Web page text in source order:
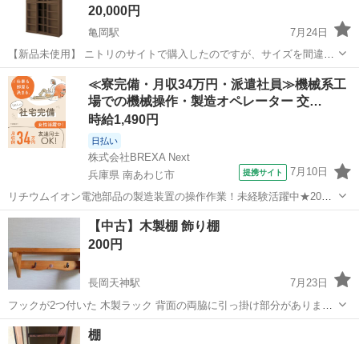
20,000円
亀岡駅
7月24日
【新品未使用】 ニトリのサイトで購入したのですが、サイズを間違え
てしまったので出品します。 上下に２つ連結されているのですが、ひ
とつは組み立て済み、もうひとつは未開封です。 未開封ですので、運
搬は行いやすいかと思います。 ...
京都 亀岡市 亀岡駅 収納家具
≪寮完備・月収34万円・派遣社員≫機械系工
場での機械操作・製造オペレーター 交…
時給1,490円
日払い
株式会社BREXA Next
兵庫県 南あわじ市
提携サイト 7月10日
リチウムイオン電池部品の製造装置の操作作業！未経験活躍中★20～
50代の男性活躍中！嬉しい時給1,490円！生活支援物資事前対応可◎ワ
ンルーム寮完備！赴任旅費会社負担！正社員登用制度あり◎《兵庫県
南あわじ市》 人気の工場の...
兵庫 南あわじ市 その他
【中古】木製棚 飾り棚
200円
長岡天神駅
7月23日
フックが2つ付いた 木製ラック 背面の両脇に引っ掛け部分がありま
す。 サイズ 上段棚の天面 約38cm✕約8.5cm フックの間に施されたビ
ーズのお花がかわいいです。 玄関先やお部屋のインテリアの飾り棚と
京都 長岡京市
棚